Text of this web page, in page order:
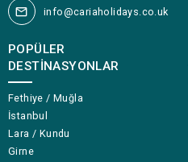
info@cariaholidays.co.uk
POPÜLER
DESTINASYONLAR
Fethiye / Muğla
İstanbul
Lara / Kundu
Girne